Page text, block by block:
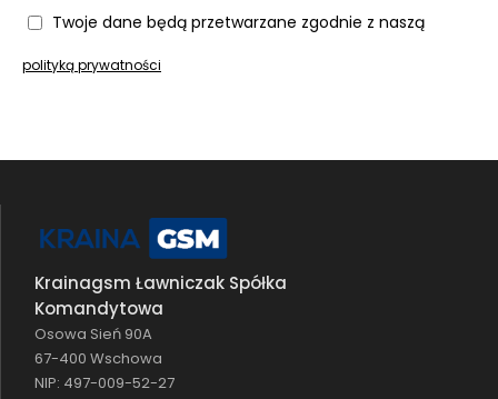
Twoje dane będą przetwarzane zgodnie z naszą
polityką prywatności
Krainagsm Ławniczak Spółka
Komandytowa
Osowa Sień 90A
67-400 Wschowa
NIP: 497-009-52-27